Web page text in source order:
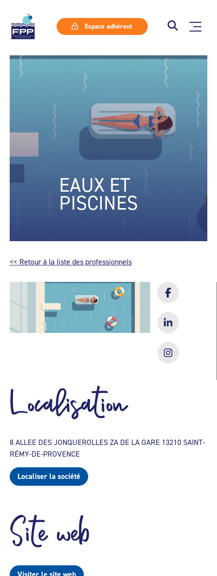
Espace adhérent
EAUX ET
PISCINES
<< Retour à la liste des professionnels
Localisation
8 ALLEE DES JONQUEROLLES ZA DE LA GARE 13210 SAINT-
RÉMY-DE-PROVENCE
Localiser la société
Site web